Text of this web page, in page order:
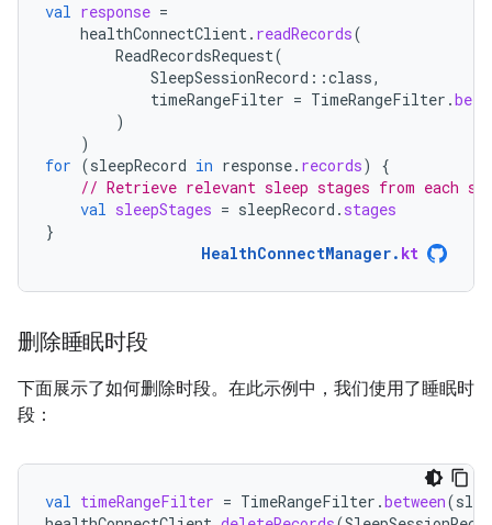
val response =
healthConnectClient. readRecords(
ReadRecordsRequest(
SleepSessionRecord ::class,
timeRangeFilter = TimeRangeFilter .
)
)
for (sleepRecord in response. records)
{
// Retrieve relevant sleep stages from each
val sleepStages = sleepRecord . stages
}
HealthConnectManager. kt
删除睡眠时段
下面展示了如何删除时段。在此示例中，我们使用了睡眠时
段：
val timeRangeFilter = TimeRangeFilter .between(